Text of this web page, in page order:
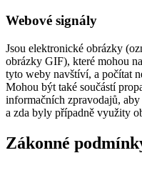
Webové signály
Jsou elektronické obrázky
obrázky GIF), které mohou
tyto weby navštíví, a počítat
Mohou být také součástí
informačních zpravodajů,
a zda byly případně využity
Zákonné